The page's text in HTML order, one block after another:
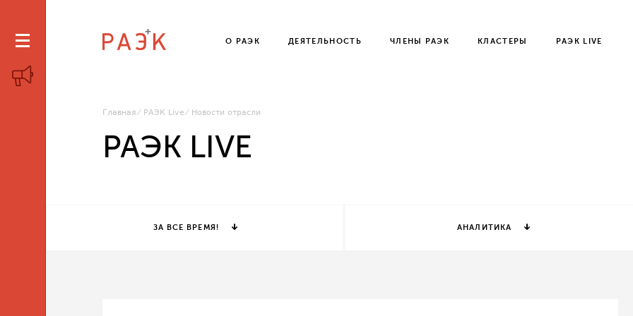
О РАЭК ДЕЯТЕЛЬНОСТЬ ЧЛЕНЫ РАЭК КЛАСТЕРЫ РАЭК LIVE
Главная РАЭК Live Новости отрасли
РАЭК LIVE
ЗА ВСЕ ВРЕМЯ! АНАЛИТИКА